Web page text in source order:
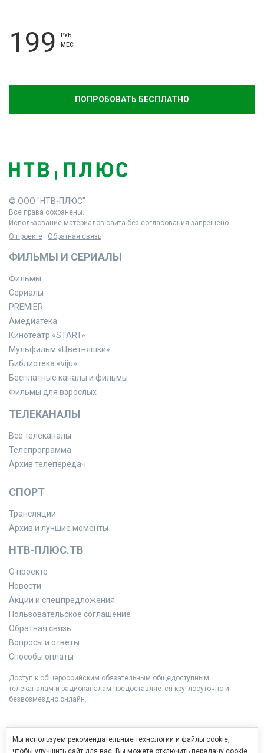
199
РУБ
МЕС
ПОПРОБОВАТЬ БЕСПЛАТНО
© ООО "НТВ-ПЛЮС"
Все права сохранены.
Использование материалов сайта без согласования запрещено.
О проекте
Обратная связь
ФИЛЬМЫ И СЕРИАЛЫ
Фильмы
Сериалы
PREMIER
Амедиатека
Кинотеатр «START»
Мульфильм «Цветняшки»
Библиотека «viju»
Бесплатные каналы и фильмы
Фильмы для взрослых
ТЕЛЕКАНАЛЫ
Все телеканалы
Телепрограмма
Архив телепередач
СПОРТ
Трансляции
Архив и лучшие моменты
НТВ-ПЛЮС.ТВ
О проекте
Новости
Акции и спецпредложения
Пользовательское соглашение
Обратная связь
Вопросы и ответы
Способы оплаты
Доступ к общероссийским обязательным общедоступным
телеканалам и радиоканалам предоставляется круглосуточно и
безвозмездно онлайн.
Мы используем рекомендательные технологии и файлы cookie,
чтобы улучшить сайт для вас. Вы можете отключить передачу cookie